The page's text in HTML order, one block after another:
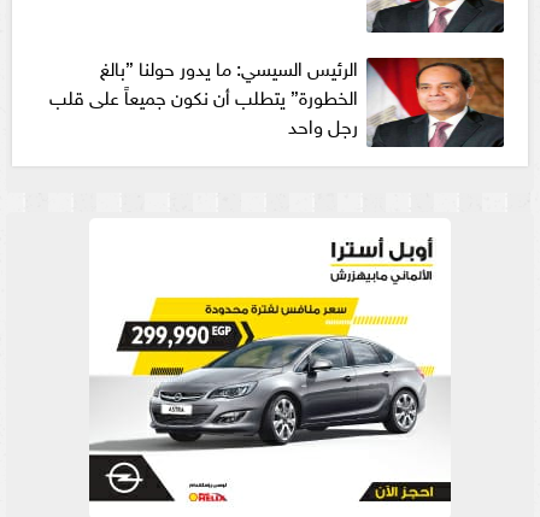
الرئيس السيسي: ما يدور حولنا ”بالغ
الخطورة” يتطلب أن نكون جميعاً على قلب
رجل واحد